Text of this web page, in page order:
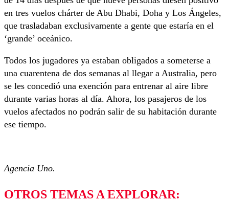
en tres vuelos chárter de Abu Dhabi, Doha y Los Ángeles,
que trasladaban exclusivamente a gente que estaría en el
‘grande’ oceánico.
Todos los jugadores ya estaban obligados a someterse a
una cuarentena de dos semanas al llegar a Australia, pero
se les concedió una exención para entrenar al aire libre
durante varias horas al día. Ahora, los pasajeros de los
vuelos afectados no podrán salir de su habitación durante
ese tiempo.
Agencia Uno.
OTROS TEMAS A EXPLORAR: